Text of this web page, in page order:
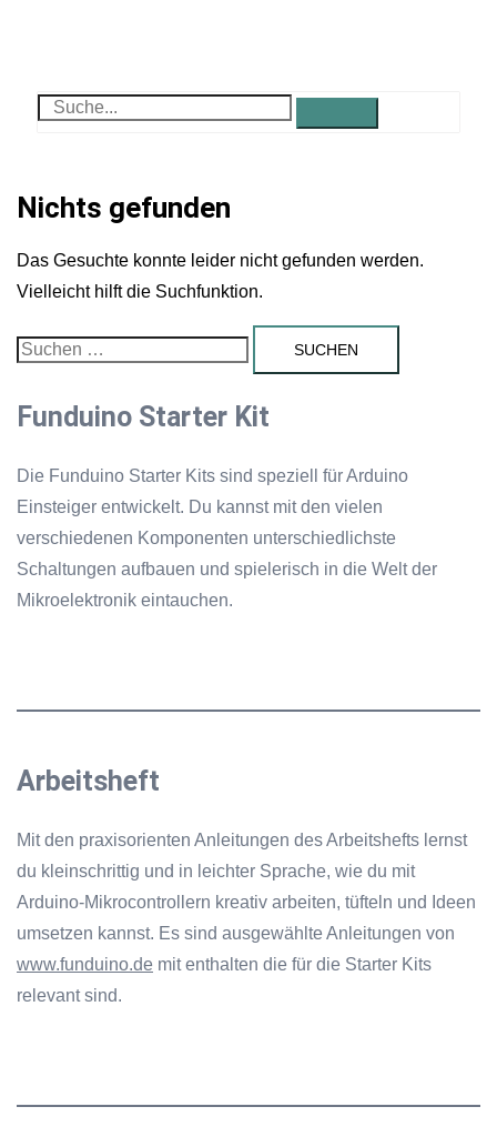
Nichts gefunden
Das Gesuchte konnte leider nicht gefunden werden.
Vielleicht hilft die Suchfunktion.
Funduino Starter Kit
Die Funduino Starter Kits sind speziell für Arduino
Einsteiger entwickelt. Du kannst mit den vielen
verschiedenen Komponenten unterschiedlichste
Schaltungen aufbauen und spielerisch in die Welt der
Mikroelektronik eintauchen.
Arbeitsheft
Mit den praxisorienten Anleitungen des Arbeitshefts lernst
du kleinschrittig und in leichter Sprache, wie du mit
Arduino-Mikrocontrollern kreativ arbeiten, tüfteln und Ideen
umsetzen kannst. Es sind ausgewählte Anleitungen von
www.funduino.de mit enthalten die für die Starter Kits
relevant sind.
Hallo! Willkommen beim Chatbot von Funduino.
Wenn du eine technische Frage hast, kann ich dir
sicherlich weiterhelfen. Bei Fragen rund um eine